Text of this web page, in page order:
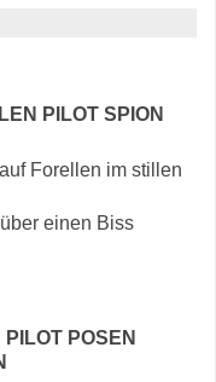
PILOT SPION
Forellen im stillen
einen Biss
POSEN